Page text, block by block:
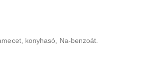
konyhasó, Na-benzoát.